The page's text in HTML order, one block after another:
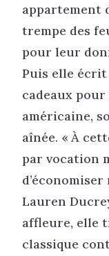
appartement
trempe des
pour leur
Puis elle écrit
cadeaux pour
américaine,
aînée. « À
par vocation
d’économiser
Lauren
affleure, elle
classique